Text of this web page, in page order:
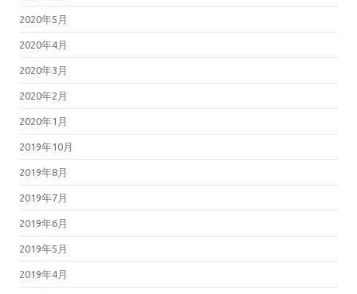
2020年5月
2020年4月
2020年3月
2020年2月
2020年1月
2019年10月
2019年8月
2019年7月
2019年6月
2019年5月
2019年4月